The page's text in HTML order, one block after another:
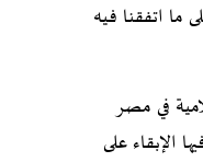
ما اتفقنا فيه
في مصر
الإبقاء على